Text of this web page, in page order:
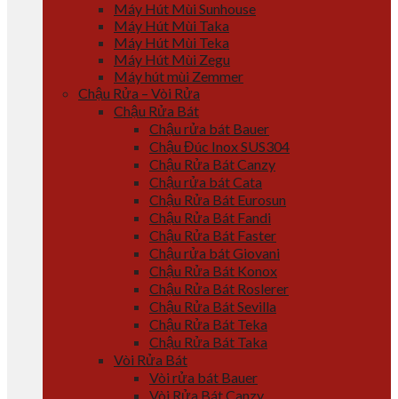
Máy Hút Mùi Sunhouse
Máy Hút Mùi Taka
Máy Hút Mùi Teka
Máy Hút Mùi Zegu
Máy hút mùi Zemmer
Chậu Rửa – Vòi Rửa
Chậu Rửa Bát
Chậu rửa bát Bauer
Chậu Đúc Inox SUS304
Chậu Rửa Bát Canzy
Chậu rửa bát Cata
Chậu Rửa Bát Eurosun
Chậu Rửa Bát Fandi
Chậu Rửa Bát Faster
Chậu rửa bát Giovani
Chậu Rửa Bát Konox
Chậu Rửa Bát Roslerer
Chậu Rửa Bát Sevilla
Chậu Rửa Bát Teka
Chậu Rửa Bát Taka
Vòi Rửa Bát
Vòi rửa bát Bauer
Vòi Rửa Bát Canzy